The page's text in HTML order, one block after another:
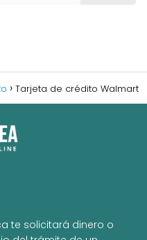
Tarjeta de crédito Walmart
te solicitará dinero o